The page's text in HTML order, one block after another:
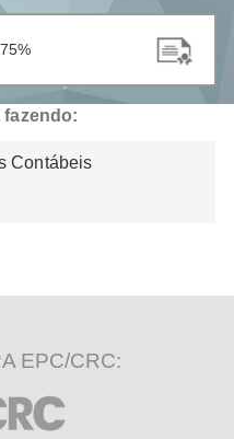
75%
fazendo:
Contábeis
EPC/CRC: